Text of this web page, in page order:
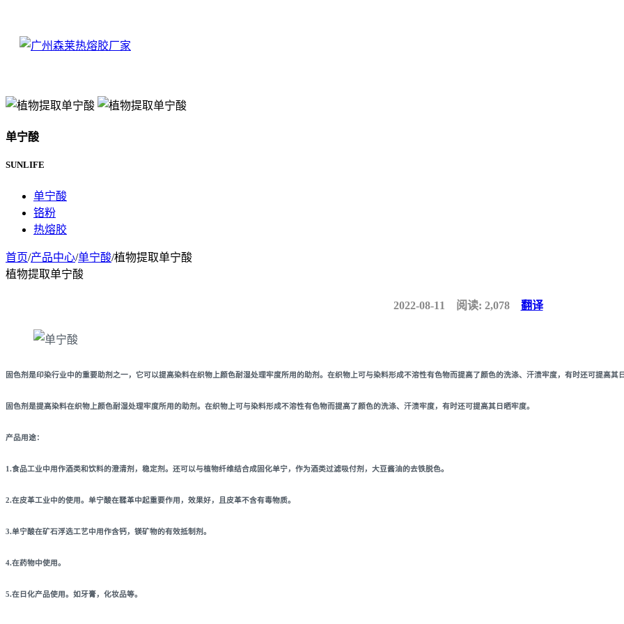
单宁酸
SUNLIFE
单宁酸
铬粉
热熔胶
首页/产品中心/单宁酸/植物提取单宁酸
植物提取单宁酸
2022-08-11 阅读: 2,078 翻译
固色剂是印染行业中的重要助剂之一，它可以提高染料在织物上颜色耐湿处理牢度所用的助剂。在织物上可与染料形成不溶性有色物而提高了颜色的洗涤、汗渍牢度，有时还可提高其日
固色剂是提高染料在织物上颜色耐湿处理牢度所用的助剂。在织物上可与染料形成不溶性有色物而提高了颜色的洗涤、汗渍牢度，有时还可提高其日晒牢度。
产品用途：
1.食品工业中用作酒类和饮料的澄清剂，稳定剂。还可以与植物纤维结合成固化单宁，作为酒类过滤吸付剂，大豆酱油的去铁脱色。
2.在皮革工业中的使用。单宁酸在鞣革中起重要作用，效果好，且皮革不含有毒物质。
3.单宁酸在矿石浮选工艺中用作含钙，镁矿物的有效抵制剂。
4.在药物中使用。
5.在日化产品使用。如牙膏，化妆品等。